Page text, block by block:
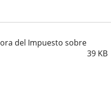
del Impuesto sobre
39 KB